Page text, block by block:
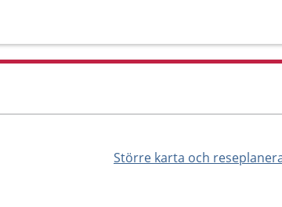
Större karta och